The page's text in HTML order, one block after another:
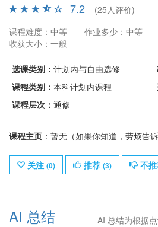
7.2
(25人评价)
课程难度：中等
作业多少：中等
收获大小：一般
选课类别： 计划内与自由选修
课程类别： 本科计划内课程
课程层次： 通修
课程主页 ：暂无（如果你知道，劳烦告诉
关注 (0) 推荐 (3) 不
AI 总结 AI 总结为根据